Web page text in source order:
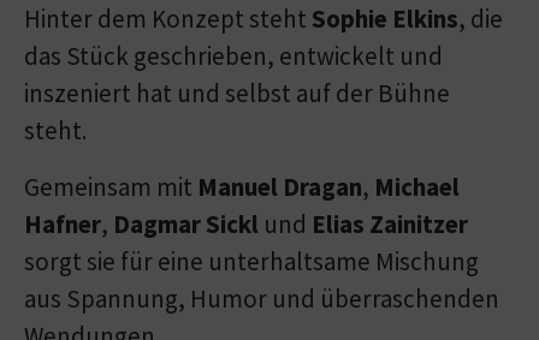
Hinter dem Konzept steht Sophie Elkins, die
das Stück geschrieben, entwickelt und
inszeniert hat und selbst auf der Bühne
steht.
Gemeinsam mit Manuel Dragan, Michael
Hafner, Dagmar Sickl und Elias Zainitzer
sorgt sie für eine unterhaltsame Mischung
aus Spannung, Humor und überraschenden